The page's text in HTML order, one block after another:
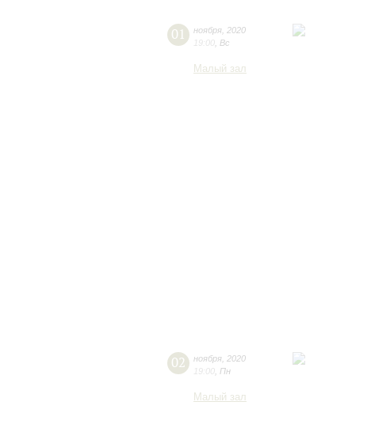
01 ноября 2020
19:00 Вс
Малый зал
02 ноября 2020
19:00 Пн
Малый зал